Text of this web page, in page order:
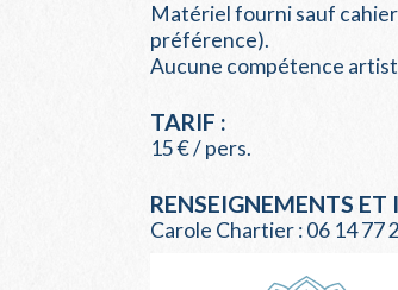
Matériel fourni sauf
préférence).
Aucune compétence
TARIF :
15 € / pers.
RENSEIGNEMENTS ET
Carole Chartier : 06 14 77